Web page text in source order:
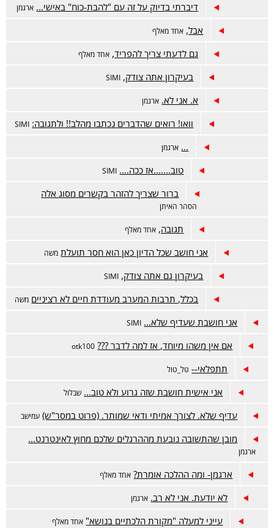
דיברתי בדיוק על זה עם "להבת-כוח" באישי... ארגמן
אבל, אחד מאלף
גם לדעתי צריך להפריד, אחד מאלף
בעיקרון אתה צודק, SIMI
א. אני לא. ארגמן
וואו! רואים שהדברים נכתבו מהלב!! ולתגובה: SIMI
... ארגמן
טוב.......אז ככה.... SIMI
ברור שצריך להזהר בקשרים מסוג אלה
הסהר האיתן
תגובה, אחד מאלף
אני חושב שכל הדיון כאן הוא חסר תועלת משה
בעיקרון גם אתה צודק, SIMI
בכלל, תרבות המערב מעודדת חיים לא רציניים משה
אני חושבת שעדיף שלא... SIMI
אם אין משהו מיוחד, אז למה לדבר ??? otk100
תתפלאי-- טל_טול
אני אישית חושבת שזה גרוע ולא טוב... שבלול
עדיף שלא. לצורך אמיתי ודאי שמותר. (פרוט במסר"ש) עמישב
מובן שהתשובה נובעת מההרגלים שלכם מחוץ לאינטרנט...
ארגמן
ארגמן- ומה ההלכה אומרת? אחד מאלף
לא יודעת. אני לא רב. ארגמן
עייני למעלה "מקורת הלכתיים בנושא" אחד מאלף